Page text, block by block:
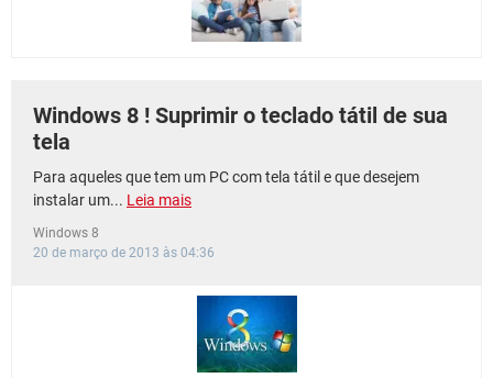
Windows 8 ! Suprimir o teclado tátil de sua
tela
Para aqueles que tem um PC com tela tátil e que desejem
instalar um... Leia mais
Windows 8
20 de março de 2013 às 04:36